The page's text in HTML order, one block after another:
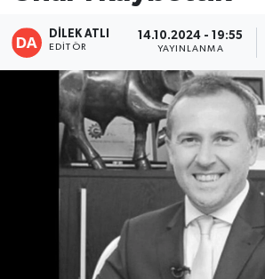
DİLEK ATLI
EDITÖR
14.10.2024 - 19:55
YAYINLANMA
Son Dakika Haberleri
Haber Arşivi